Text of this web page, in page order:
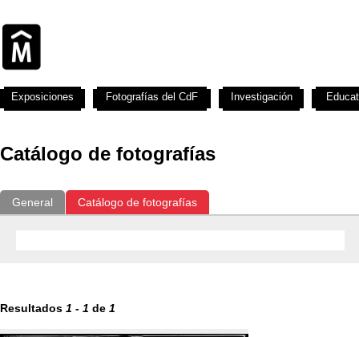
Catálogo de fotografías
General Catálogo de fotografías
Resultados 1 - 1 de 1
Exposiciones Fotografías del CdF Investigación